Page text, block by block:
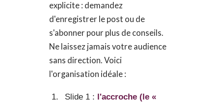
explicite : demandez
d'enregistrer le post ou de
s'abonner pour plus de conseils.
Ne laissez jamais votre audience
sans direction. Voici
l'organisation idéale :
Slide 1 : l'accroche (le «